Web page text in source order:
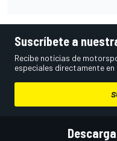
Suscríbete a
Recibe noticias de
especiales directamente